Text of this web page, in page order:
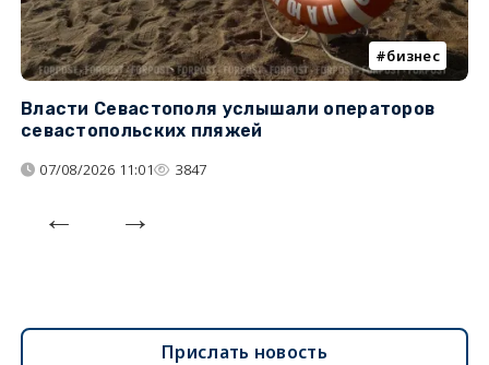
бизнес
Власти Севастополя услышали операторов
севастопольских пляжей
07/08/2026 11:01 3847
Прислать новость